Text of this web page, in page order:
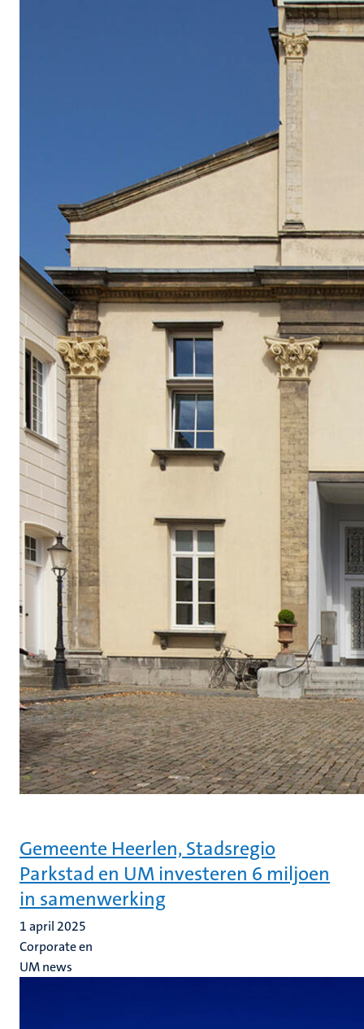
Gemeente Heerlen, Stadsregio
Parkstad en UM investeren 6 miljoen
in samenwerking
1 april 2025
Corporate en
UM news